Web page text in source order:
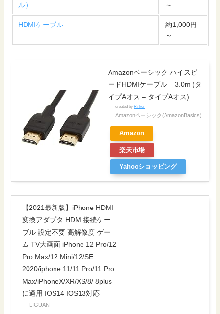
ル）
～
HDMIケーブル
約1,000円
～
Amazonベーシック ハイスピ
ードHDMIケーブル – 3.0m (タ
イプAオス – タイプAオス)
created byRinker
Amazonベーシック(AmazonBasics)
Amazon
楽天市場
Yahooショッピング
【2021最新版】iPhone HDMI
変換アダプタ HDMI接続ケー
ブル 設定不要 高解像度 ゲー
ム TV大画面 iPhone 12 Pro/12
Pro Max/12 Mini/12/SE
2020/iphone 11/11 Pro/11 Pro
Max/iPhoneX/XR/XS/8/ 8plus
に適用 IOS14 IOS13対応
LIGUAN